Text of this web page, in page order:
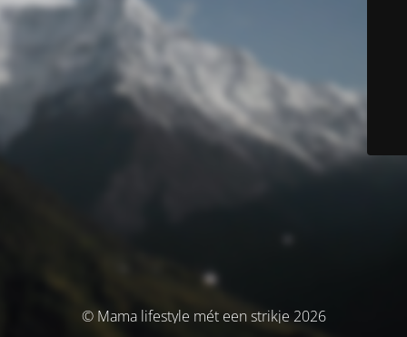
© Mama lifestyle mét een strikje 2026